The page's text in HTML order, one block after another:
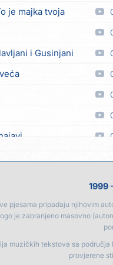
je majka tvoja
i Gusinjani
lista od kadulje)
naš Marjane
1999
pjesama pripadaju njihovim
je zabranjeno masovno
muzičkih tekstova sa
provjerene